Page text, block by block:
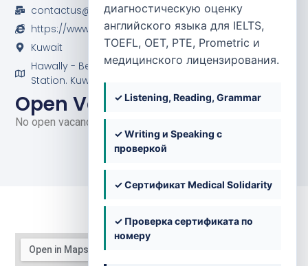
диагностическую оценку
английского языка для IELTS,
TOEFL, OET, PTE, Prometric и
медицинского лицензирования.
✓ Listening, Reading, Grammar
✓ Writing и Speaking с
проверкой
✓ Сертификат Medical Solidarity
✓ Проверка сертификата по
номеру
contactus@daralshifa.com
https://www.daralshifa.com/
Kuwait
Hawally - Beirut Street Opposite to Hawally's Fire
Station. Kuwait
Open Vacancies
No open vacancies at the moment.